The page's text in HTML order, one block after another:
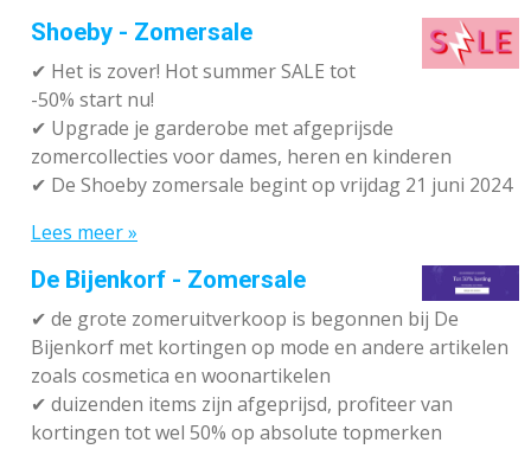
Shoeby - Zomersale
✔ Het is zover! Hot summer SALE tot
-50% start nu!
✔ Upgrade je garderobe met afgeprijsde
zomercollecties voor dames, heren en kinderen
✔ De Shoeby zomersale begint op vrijdag 21 juni 2024
Lees meer »
De Bijenkorf - Zomersale
✔ de grote zomeruitverkoop is begonnen bij De
Bijenkorf met kortingen op mode en andere artikelen
zoals cosmetica en woonartikelen
✔ duizenden items zijn afgeprijsd, profiteer van
kortingen tot wel 50% op absolute topmerken